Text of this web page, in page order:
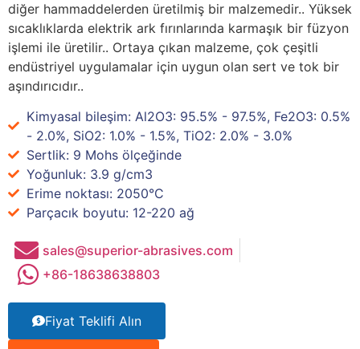
diğer hammaddelerden üretilmiş bir malzemedir.. Yüksek
sıcaklıklarda elektrik ark fırınlarında karmaşık bir füzyon
işlemi ile üretilir.. Ortaya çıkan malzeme, çok çeşitli
endüstriyel uygulamalar için uygun olan sert ve tok bir
aşındırıcıdır..
Kimyasal bileşim: Al2O3: 95.5% - 97.5%, Fe2O3: 0.5%
- 2.0%, SiO2: 1.0% - 1.5%, TiO2: 2.0% - 3.0%
Sertlik: 9 Mohs ölçeğinde
Yoğunluk: 3.9 g/cm3
Erime noktası: 2050°C
Parçacık boyutu: 12-220 ağ
sales@superior-abrasives.com
+86-18638638803
Fiyat Teklifi Alın